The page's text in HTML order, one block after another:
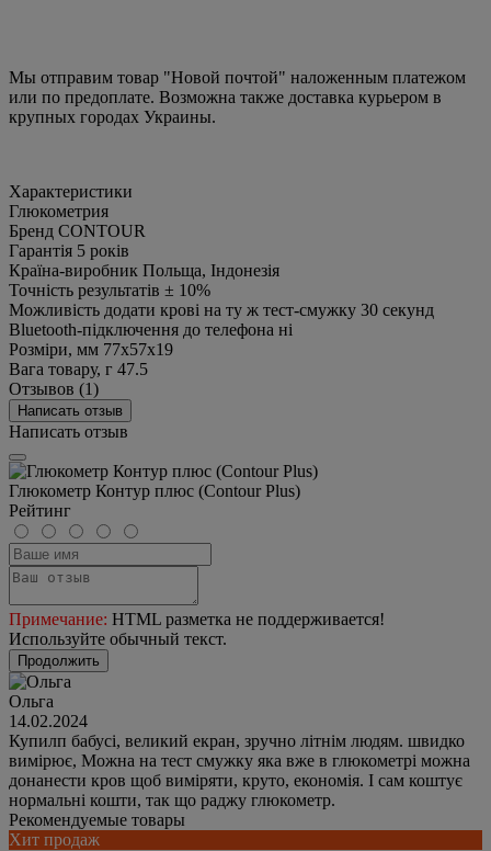
Мы отправим товар "Новой почтой" наложенным платежом
или по предоплате. Возможна также доставка курьером в
крупных городах Украины.
Характеристики
Глюкометрия
Бренд CONTOUR
Гарантія 5 років
Країна-виробник Польща, Індонезія
Точність результатів ± 10%
Можливість додати крові на ту ж тест-смужку 30 секунд
Bluetooth-підключення до телефона ні
Розміри, мм 77х57х19
Вага товару, г 47.5
Отзывов (1)
Написать отзыв
Написать отзыв
Глюкометр Контур плюс (Contour Plus)
Рейтинг
Примечание: HTML разметка не поддерживается!
Используйте обычный текст.
Продолжить
Ольга
14.02.2024
Купилп бабусі, великий екран, зручно літнім людям. швидко
вимірює, Можна на тест смужку яка вже в глюкометрі можна
донанести кров щоб виміряти, круто, економія. І сам коштує
нормальні кошти, так що раджу глюкометр.
Рекомендуемые товары
Хит продаж